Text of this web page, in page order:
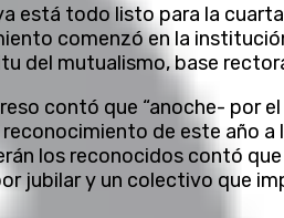
está todo listo para la
comenzó en la
del mutualismo, base
contó que “anoche- por
de este año a
los reconocidos contó
jubilar y un colectivo que